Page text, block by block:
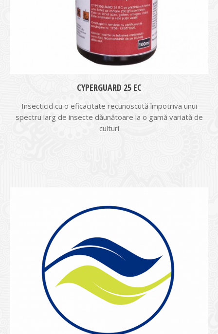
CYPERGUARD 25 EC
Insecticid cu o eficacitate recunoscută împotriva unui
spectru larg de insecte dăunătoare la o gamă variată de
culturi